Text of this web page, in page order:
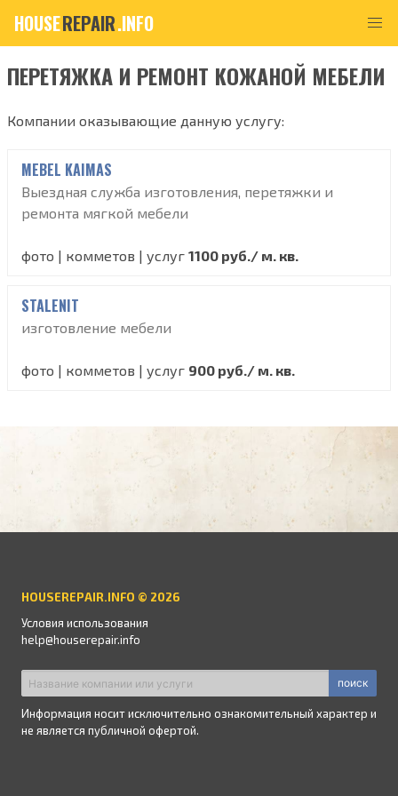
HOUSEREPAIR.INFO
ПЕРЕТЯЖКА И РЕМОНТ КОЖАНОЙ МЕБЕЛИ
Компании оказывающие данную услугу:
MEBEL KAIMAS
Выездная служба изготовления, перетяжки и
ремонта мягкой мебели
фото | комметов | услуг 1100 руб./ м. кв.
STALENIT
изготовление мебели
фото | комметов | услуг 900 руб./ м. кв.
HOUSEREPAIR.INFO © 2026
Условия использования
help@houserepair.info
поиск
Информация носит исключительно ознакомительный характер и
не является публичной офертой.